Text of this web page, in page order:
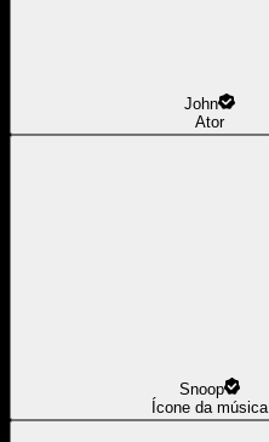
John
Ator
Snoop
Ícone da música